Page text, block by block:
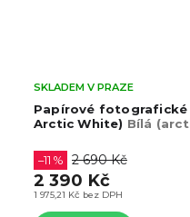
Papírové fotografické
Arctic White) Bílá
SKLADEM V PRAZE
1 975,21 Kč bez DPH
–11 % 2 690 Kč
2 390 Kč